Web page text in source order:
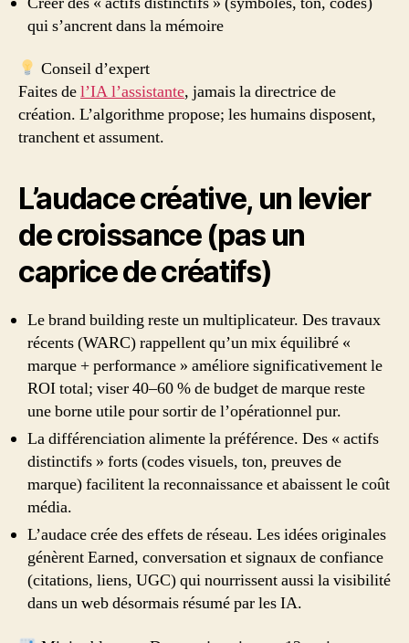
qui s’ancrent dans la mémoire
Conseil d’expert
Faites del’IA l’assistante, jamais la directrice de
création. L’algorithme propose; les humains disposent,
tranchent et assument.
L’audace créative, un levier
de croissance (pas un
caprice de créatifs)
Le brand building reste un multiplicateur. Des travaux
récents (WARC) rappellent qu’un mix équilibré «
marque + performance » améliore significativement le
ROI total; viser 40–60 % de budget de marque reste
une borne utile pour sortir de l’opérationnel pur.
La différenciation alimente la préférence. Des « actifs
distinctifs » forts (codes visuels, ton, preuves de
marque) facilitent la reconnaissance et abaissent le coût
média.
L’audace crée des effets de réseau. Les idées originales
génèrent Earned, conversation et signaux de confiance
(citations, liens, UGC) qui nourrissent aussi la visibilité
dans un web désormais résumé par les IA.